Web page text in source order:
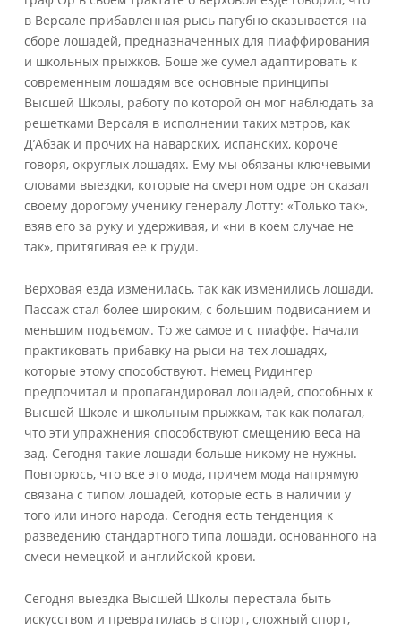
в Версале прибавленная рысь пагубно сказывается на
сборе лошадей, предназначенных для пиаффирования
и школьных прыжков. Боше же сумел адаптировать к
современным лошадям все основные принципы
Высшей Школы, работу по которой он мог наблюдать за
решетками Версаля в исполнении таких мэтров, как
Д’Aбзак и прочих на наварских, испанских, короче
говоря, округлых лошадях. Ему мы обязаны ключевыми
словами выездки, которые на смертном одре он сказал
своему дорогому ученику генералу Лотту: «Только так»,
взяв его за руку и удерживая, и «ни в коем случае не
так», притягивая ее к груди.
Верховая езда изменилась, так как изменились лошади.
Пассаж стал более широким, с большим подвисанием и
меньшим подъемом. То же самое и с пиаффе. Начали
практиковать прибавку на рыси на тех лошадях,
которые этому способствуют. Немец Ридингер
предпочитал и пропагандировал лошадей, способных к
Высшей Школе и школьным прыжкам, так как полагал,
что эти упражнения способствуют смещению веса на
зад. Сегодня такие лошади больше никому не нужны.
Повторюсь, что все это мода, причем мода напрямую
связана с типом лошадей, которые есть в наличии у
того или иного народа. Сегодня есть тенденция к
разведению стандартного типа лошади, основанного на
смеси немецкой и английской крови.
Сегодня выездка Высшей Школы перестала быть
искусством и превратилась в спорт, сложный спорт,